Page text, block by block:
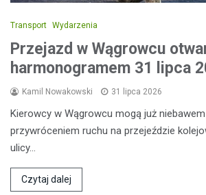
Transport Wydarzenia
Przejazd w Wągrowcu
harmonogramem 31 lipca
Kamil Nowakowski 31 lipca 2026
Kierowcy w Wągrowcu mogą już
przywróceniem ruchu na przejeździe
ulicy…
Czytaj dalej